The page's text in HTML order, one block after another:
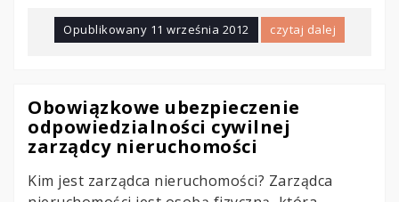
Opublikowany 11 września 2012 czytaj dalej
Obowiązkowe ubezpieczenie
odpowiedzialności cywilnej
zarządcy nieruchomości
Kim jest zarządca nieruchomości? Zarządca